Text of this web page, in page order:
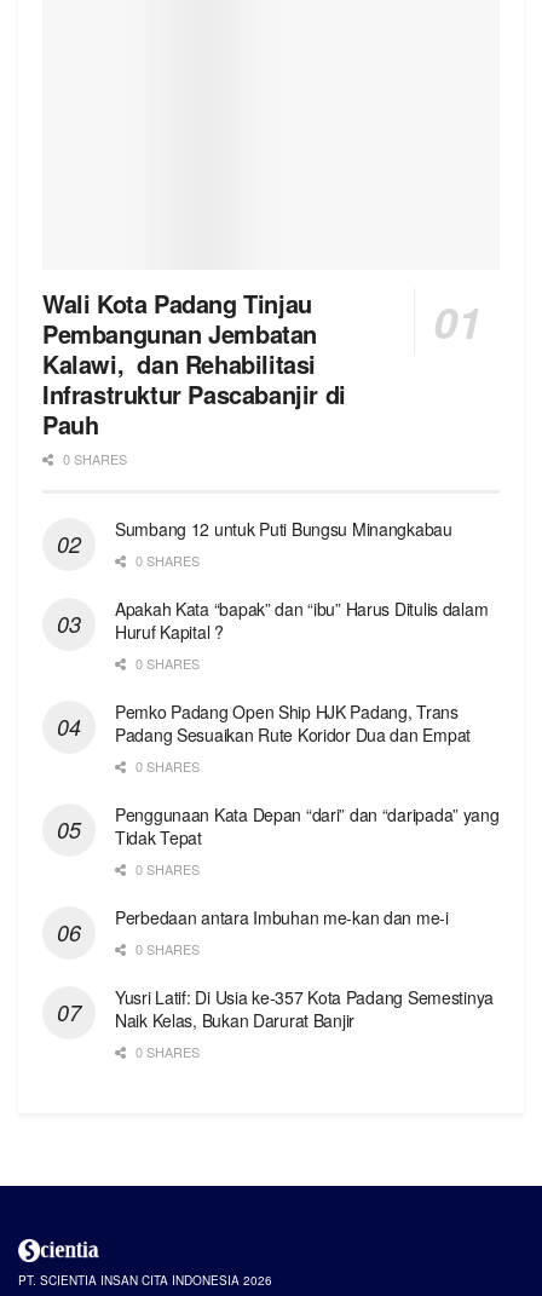
Wali Kota Padang Tinjau
Pembangunan Jembatan
Kalawi, dan Rehabilitasi
Infrastruktur Pascabanjir di
Pauh
0 SHARES
Sumbang 12 untuk Puti Bungsu Minangkabau
0 SHARES
Apakah Kata “bapak” dan “ibu” Harus Ditulis dalam
Huruf Kapital ?
0 SHARES
Pemko Padang Open Ship HJK Padang, Trans
Padang Sesuaikan Rute Koridor Dua dan Empat
0 SHARES
Penggunaan Kata Depan “dari” dan “daripada” yang
Tidak Tepat
0 SHARES
Perbedaan antara Imbuhan me-kan dan me-i
0 SHARES
Yusri Latif: Di Usia ke-357 Kota Padang Semestinya
Naik Kelas, Bukan Darurat Banjir
0 SHARES
PT. SCIENTIA INSAN CITA INDONESIA 2026